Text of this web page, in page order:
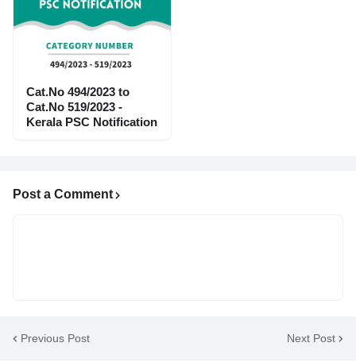
Cat.No 494/2023 to
Cat.No 519/2023 -
Kerala PSC Notification
Post a Comment
Previous Post Next Post